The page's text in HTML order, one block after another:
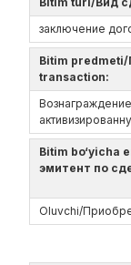
заключение
Bitim
transaction:
Bitim bo‘yicha
эмитент по
Oluvchi/